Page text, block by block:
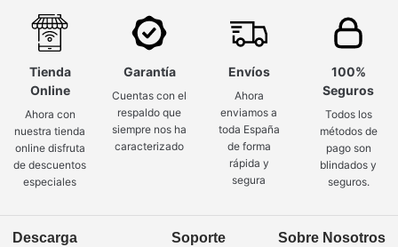
Tienda
Online
Ahora con
nuestra tienda
online disfruta
de descuentos
especiales
Garantía
Cuentas con el
respaldo que
siempre nos ha
caracterizado
Envíos
Ahora
enviamos a
toda España
de forma
rápida y
segura
100%
Seguros
Todos los
métodos de
pago son
blindados y
seguros.
Descarga
Soporte Sobre Nosotros